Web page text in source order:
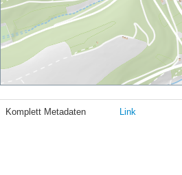
Komplett Metadaten Link